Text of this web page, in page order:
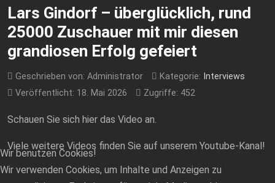
Lars Gindorf – überglücklich, rund
25000 Zuschauer mit mir diesen
grandiosen Erfolg gefeiert
Geschrieben von: Administrator Kategorie: Interviews
Veröffentlicht: 18. Mai 2026
Zugriffe: 452
Schauen Sie sich hier das Video an.
Viele weitere Videos finden Sie auf unserem Youtube-Kanal!
Wir benutzen Cookies!
Wir verwenden Cookies, um Inhalte und Anzeigen zu